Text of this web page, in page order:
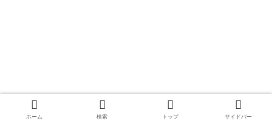
ホーム 検索 トップ サイドバー